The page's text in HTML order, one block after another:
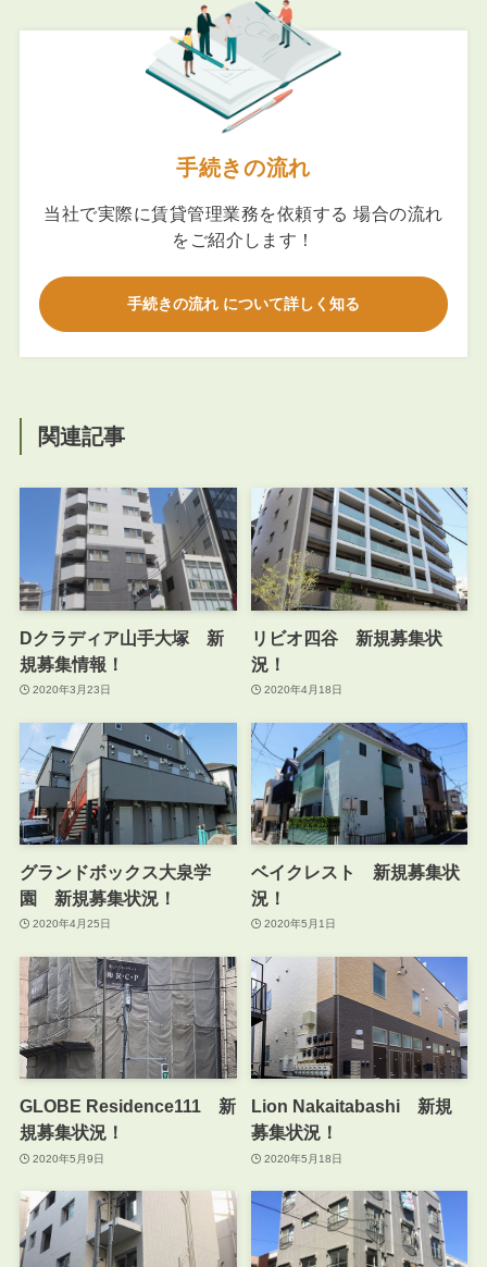
手続きの流れ
当社で実際に賃貸管理業務を依頼する 場合の流れ
をご紹介します！
手続きの流れ について詳しく知る
関連記事
Dクラディア山手大塚 新
規募集情報！
2020年3月23日
リビオ四谷 新規募集状
況！
2020年4月18日
グランドボックス大泉学
園 新規募集状況！
2020年4月25日
ベイクレスト 新規募集状
況！
2020年5月1日
GLOBE Residence111 新
規募集状況！
2020年5月9日
Lion Nakaitabashi 新規
募集状況！
2020年5月18日